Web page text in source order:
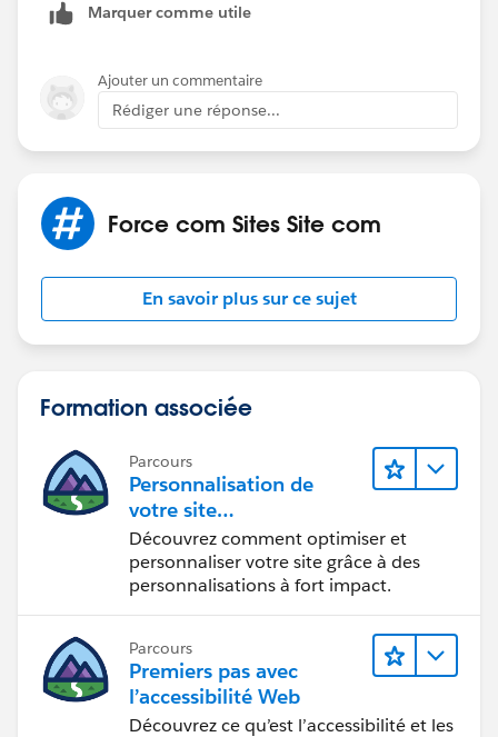
Marquer comme utile
Ajouter un commentaire
Rédiger une réponse...
Force com Sites Site com
En savoir plus sur ce sujet
Formation associée
Parcours
Personnalisation de
votre site
Experience Cloud
Découvrez comment optimiser et
personnaliser votre site grâce à des
personnalisations à fort impact.
Parcours
Premiers pas avec
l’accessibilité Web
Découvrez ce qu’est l’accessibilité et les